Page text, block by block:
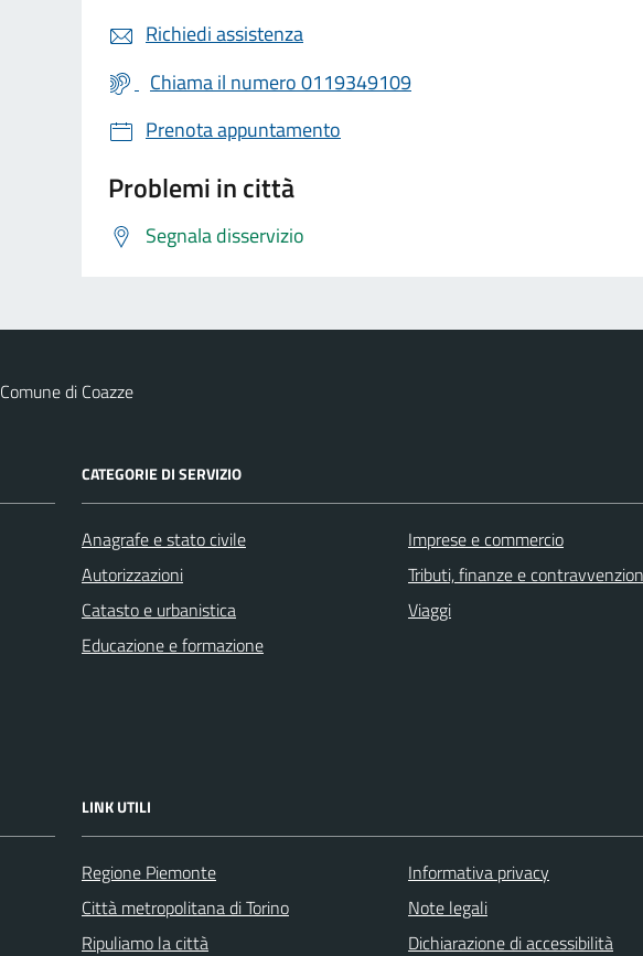
Richiedi assistenza
Chiama il numero 0119349109
Prenota appuntamento
Problemi in città
Segnala disservizio
Comune di Coazze
CATEGORIE DI SERVIZIO
Anagrafe e stato civile
Autorizzazioni
Catasto e urbanistica
Educazione e formazione
Imprese e commercio
Tributi, finanze e
Viaggi
LINK UTILI
Regione Piemonte
Città metropolitana di Torino
Ripuliamo la città
Informativa privacy
Note legali
Dichiarazione di accessibilità